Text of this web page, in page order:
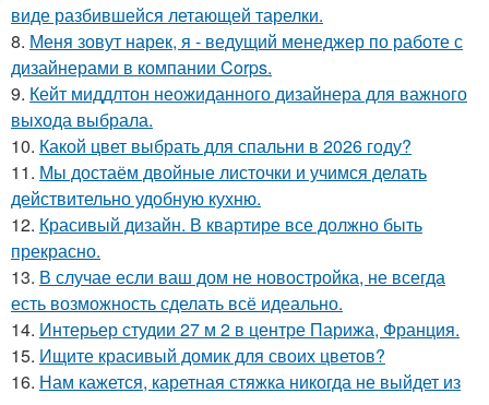
виде разбившейся летающей тарелки.
8. Меня зовут нарек, я - ведущий менеджер по работе с
дизайнерами в компании Corps.
9. Кейт миддлтон неожиданного дизайнера для важного
выхода выбрала.
10. Какой цвет выбрать для спальни в 2026 году?
11. Мы достаём двойные листочки и учимся делать
действительно удобную кухню.
12. Красивый дизайн. В квартире все должно быть
прекрасно.
13. В случае если ваш дом не новостройка, не всегда
есть возможность сделать всё идеально.
14. Интерьер студии 27 м 2 в центре Парижа, Франция.
15. Ищите красивый домик для своих цветов?
16. Нам кажется, каретная стяжка никогда не выйдет из